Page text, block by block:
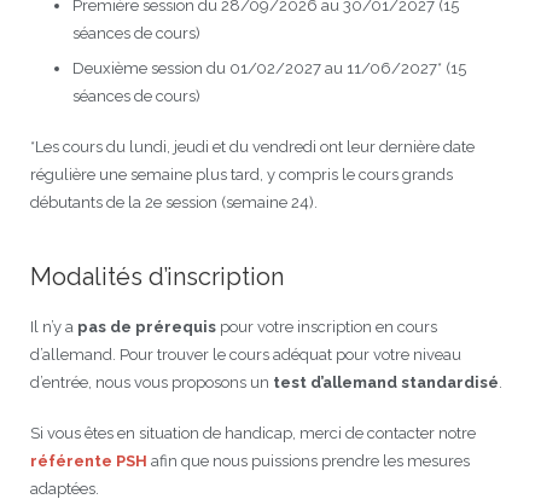
Niveaux de base
Perfectionnement
Cours thématiques
Atelier de chant
Formation professionnelle
Cours enfants / ados
Cours particuliers
Stages intensifs
Centre d’examens
Inscriptions et tarifs
Tandem linguistique
Infos profs d’allemand
Matériel pédagogique
Formation des enseignants
Infos pour les parents
Section Internationale Allemand
AbiBac
Cercle de lecture
Onleihe – Prêt en ligne
écolotude
Conseil de mobilité
Coaching individuel
Point info
Volontariat écologique
Opportunités
Petites annonces
Parcourir les annonces
Rédiger une annonce
Brieffreunde@correspondants
Classe@Klasse
Inscription pour les classes françaises
Anmeldung für deutsche Klassen
Inscription à notre newsletter
Actualités
Notre équipe
Equipe de Montpellier
Equipe de Heidelberg
Jumelage Heidelberg / Montpellier
50 ans en 2016
Maison de Montpellier
Plan d’accès
Partenaires institutionnels
Coopérations culturelles et pédagogiques
Réseaux franco-allemands en LR
Réseau d’affaires
Liens utiles
Les Mystères de Heidelberg
99Ballons
Première session du 28/09/2026 au 30/01/2027 (15
séances de cours)
Deuxième session du 01/02/2027 au 11/06/2027* (15
séances de cours)
*Les cours du lundi, jeudi et du vendredi ont leur dernière date
régulière une semaine plus tard, y compris le cours grands
débutants de la 2e session (semaine 24).
Modalités d’inscription
Il n’y a pas de prérequis pour votre inscription en cours
d’allemand. Pour trouver le cours adéquat pour votre niveau
d’entrée, nous vous proposons un test d’allemand standardisé
Si vous êtes en situation de handicap, merci de contacter notre
référente PSH afin que nous puissions prendre les mesures
adaptées.